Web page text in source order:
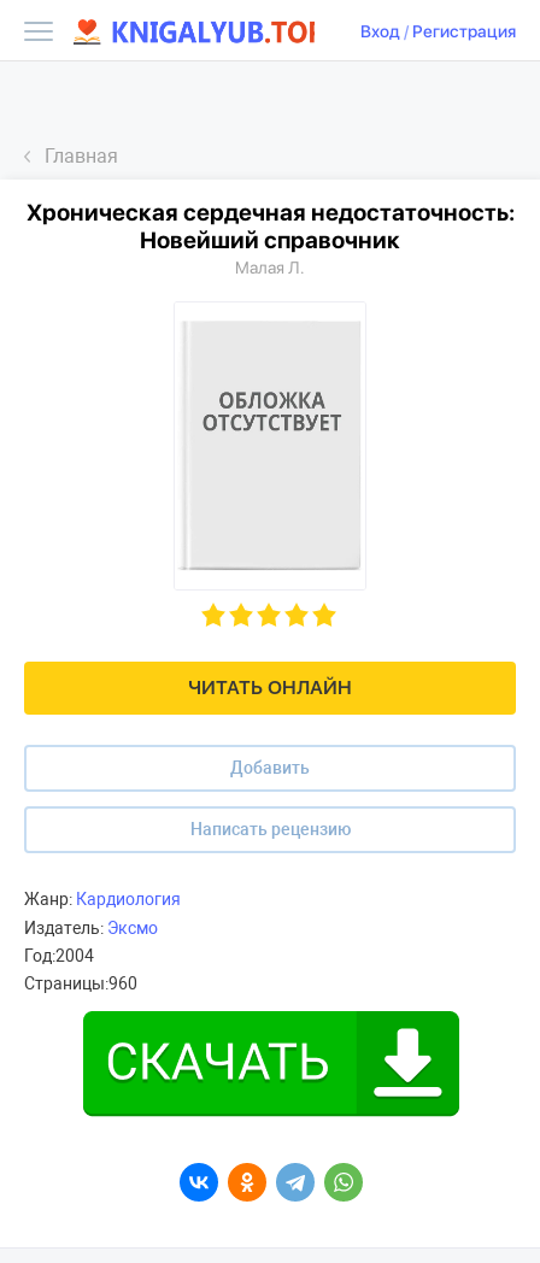
Вход/ Регистрация
Главная
ЧИТАТЬ ОНЛАЙН
Добавить
Написать рецензию
Хроническая сердечная недостаточность:
Новейший справочник
Малая Л.
Жанр: Кардиология
Издатель: Эксмо
Год:2004
Страницы:960